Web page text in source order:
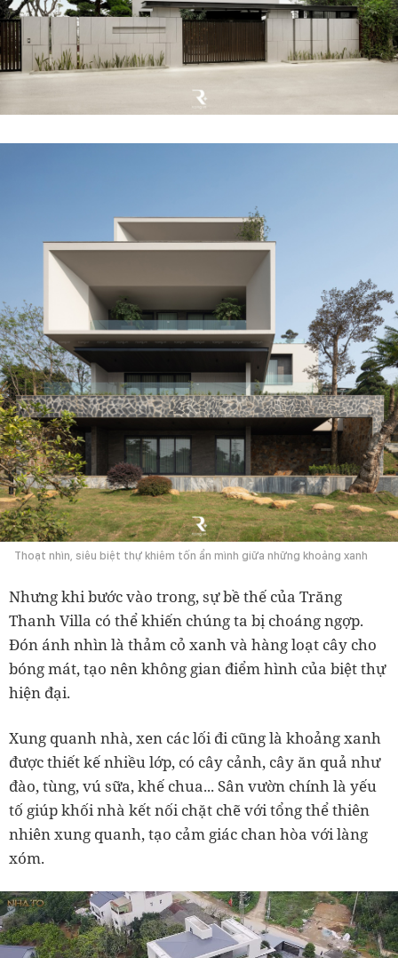
Thoạt nhìn, siêu biệt thự khiêm tốn ẩn mình giữa những khoảng xanh
Nhưng khi bước vào trong, sự bề thế của Trăng
Thanh Villa có thể khiến chúng ta bị choáng ngợp.
Đón ánh nhìn là thảm cỏ xanh và hàng loạt cây cho
bóng mát, tạo nên không gian điểm hình của biệt thự
hiện đại.
Xung quanh nhà, xen các lối đi cũng là khoảng xanh
được thiết kế nhiều lớp, có cây cảnh, cây ăn quả như
đào, tùng, vú sữa, khế chua... Sân vườn chính là yếu
tố giúp khối nhà kết nối chặt chẽ với tổng thể thiên
nhiên xung quanh, tạo cảm giác chan hòa với làng
xóm.